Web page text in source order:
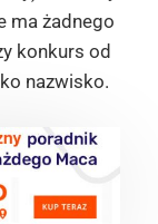
ma żadnego
konkurs od
nazwisko.